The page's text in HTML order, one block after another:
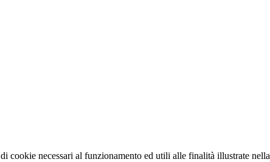
cookie necessari al funzionamento ed utili alle finalità illustrate nella